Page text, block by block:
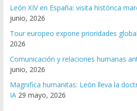
León XIV en España: visita histórica
junio, 2026
Tour europeo expone prioridades
2026
Comunicación y relaciones humanas
junio, 2026
Magnifica humanitas: León lleva la
IA 29 mayo, 2026